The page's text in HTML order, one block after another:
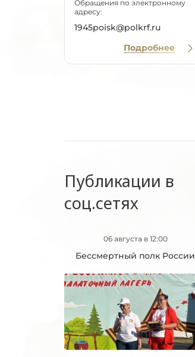
Обращения по электронному
адресу:
1945poisk@polkrf.ru
Подробнее
Публикации в
соц.сетях
06 августа в 12:00
Бессмертный полк России